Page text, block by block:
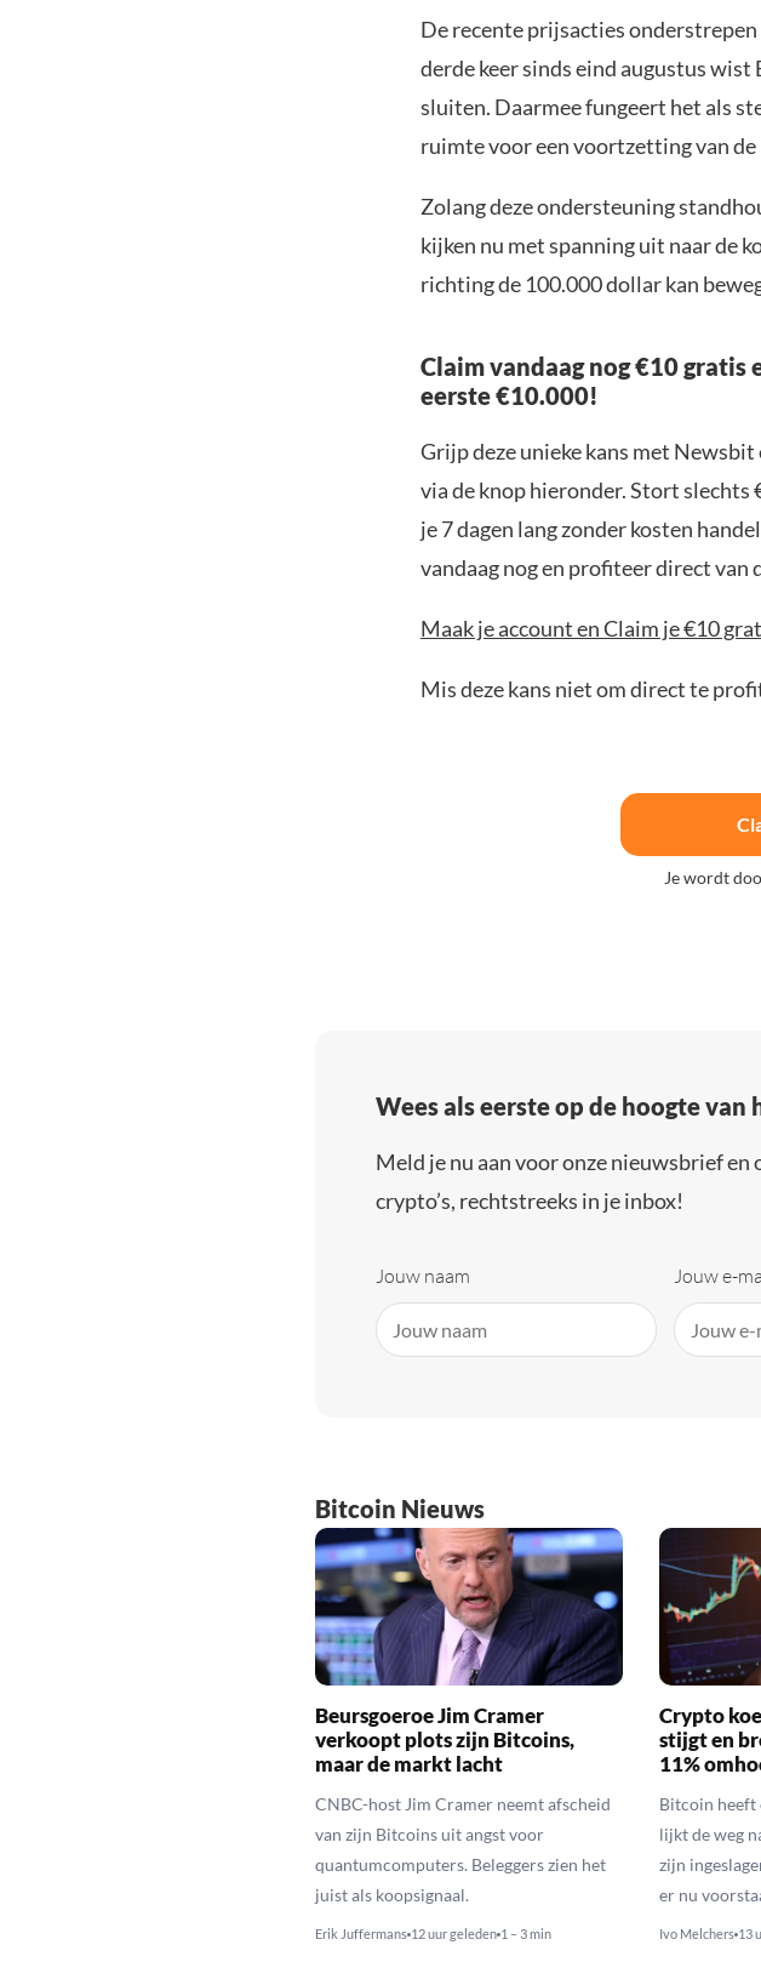
De recente prijsacties
derde keer sinds eind augustus
sluiten. Daarmee fungeert het als
ruimte voor een voortzetting van de
Zolang deze ondersteuning
kijken nu met spanning uit naar de
richting de 100.000 dollar kan
Claim vandaag nog €10 gratis
eerste €10.000!
Grijp deze unieke kans met
via de knop hieronder. Stort slechts
je 7 dagen lang zonder kosten
vandaag nog en profiteer direct
Maak je account en Claim je €10
Mis deze kans niet om direct te
Je wordt
Wees als eerste op de hoogte
Meld je nu aan voor onze nieuwsbrief
crypto’s, rechtstreeks in je inbox!
Jouw naam Jouw e-
Bitcoin Nieuws
Beursgoeroe Jim Cramer
verkoopt plots zijn Bitcoins,
maar de markt lacht
CNBC-host Jim Cramer neemt afscheid
van zijn Bitcoins uit angst voor
quantumcomputers. Beleggers zien het
juist als koopsignaal.
Erik Juffermans 12 uur geleden 1 – 3 min
Crypto
stijgt en
11%
Bitcoin heeft
lijkt de weg
zijn
er nu
Ivo Melchers 13